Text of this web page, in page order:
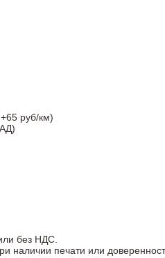
руб/км)
без НДС.
наличии печати или